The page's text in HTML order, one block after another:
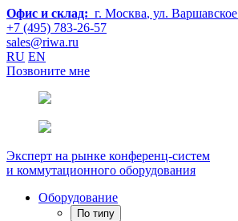
Офис и склад: г. Москва, ул.
+7 (495) 783-26-57
sales@riwa.ru
RU EN
Позвоните мне
Эксперт на рынке конференц-систем
и коммутационного оборудования
Оборудование
По типу